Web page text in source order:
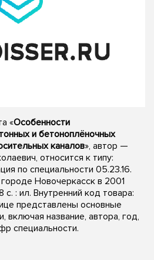
«Особенности
и бетоноплёночных
каналов», автор —
относится к типу:
по специальности 05.23.16.
Новочеркасск в 2001
: ил. Внутренний код товара:
представлены основные
включая название, автора, год,
специальности.